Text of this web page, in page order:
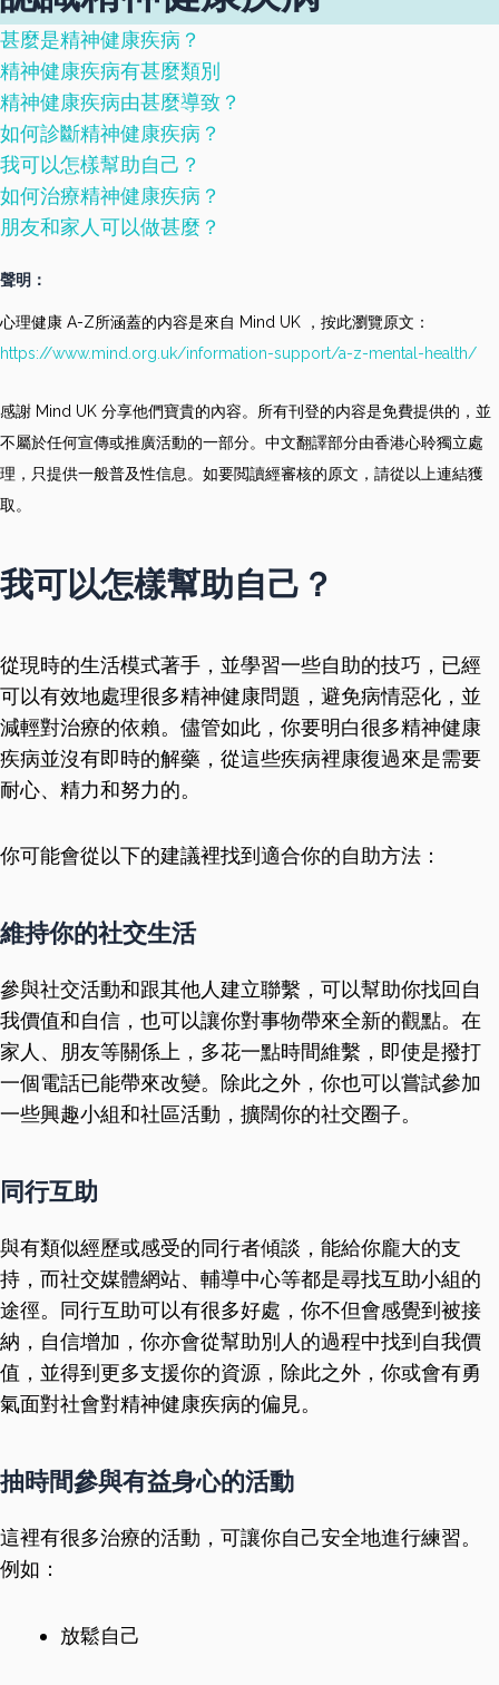
甚麼是精神健康疾病？
精神健康疾病有甚麼類別
精神健康疾病由甚麼導致？
如何診斷精神健康疾病？
我可以怎樣幫助自己？
如何治療精神健康疾病？
朋友和家人可以做甚麼？
聲明：
心理健康 A-Z所涵蓋的内容是來自 Mind UK ，按此瀏覽原文：
https://www.mind.org.uk/information-support/a-z-mental-health/
感謝 Mind UK 分享他們寶貴的內容。所有刊登的内容是免費提供的，並
不屬於任何宣傳或推廣活動的一部分。中文翻譯部分由香港心聆獨立處
理，只提供一般普及性信息。如要閲讀經審核的原文，請從以上連結獲
取。
我可以怎樣幫助自己？
從現時的生活模式著手，並學習一些自助的技巧，已經
可以有效地處理很多精神健康問題，避免病情惡化，並
減輕對治療的依賴。儘管如此，你要明白很多精神健康
疾病並沒有即時的解藥，從這些疾病裡康復過來是需要
耐心、精力和努力的。
你可能會從以下的建議裡找到適合你的自助方法：
維持你的社交生活
參與社交活動和跟其他人建立聯繫，可以幫助你找回自
我價值和自信，也可以讓你對事物帶來全新的觀點。在
家人、朋友等關係上，多花一點時間維繫，即使是撥打
一個電話已能帶來改變。除此之外，你也可以嘗試參加
一些興趣小組和社區活動，擴闊你的社交圈子。
同行互助
與有類似經歷或感受的同行者傾談，能給你龐大的支
持，而社交媒體網站、輔導中心等都是尋找互助小組的
途徑。同行互助可以有很多好處，你不但會感覺到被接
納，自信增加，你亦會從幫助別人的過程中找到自我價
值，並得到更多支援你的資源，除此之外，你或會有勇
氣面對社會對精神健康疾病的偏見。
抽時間參與有益身心的活動
這裡有很多治療的活動，可讓你自己安全地進行練習。
例如：
放鬆自己